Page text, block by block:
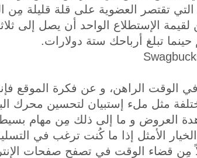
تقتصر العضوية على قلة قليلة مِن
الإستطلاع الواحد أن يصل إلى
تبلغ أرباحك ستة دولارات.
الوقت الراهن، و عن فكرة الموقع
مثل ملء إستبيان لتحسين محرك
العروض و ما إلى ذلك مِن مهام
الأمثل إذا ما كُنت ترغب في
مِن قضاء الوقت في تصفح صفحات